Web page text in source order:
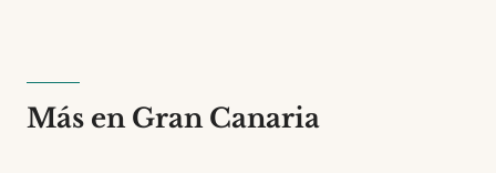
Más en Gran Canaria